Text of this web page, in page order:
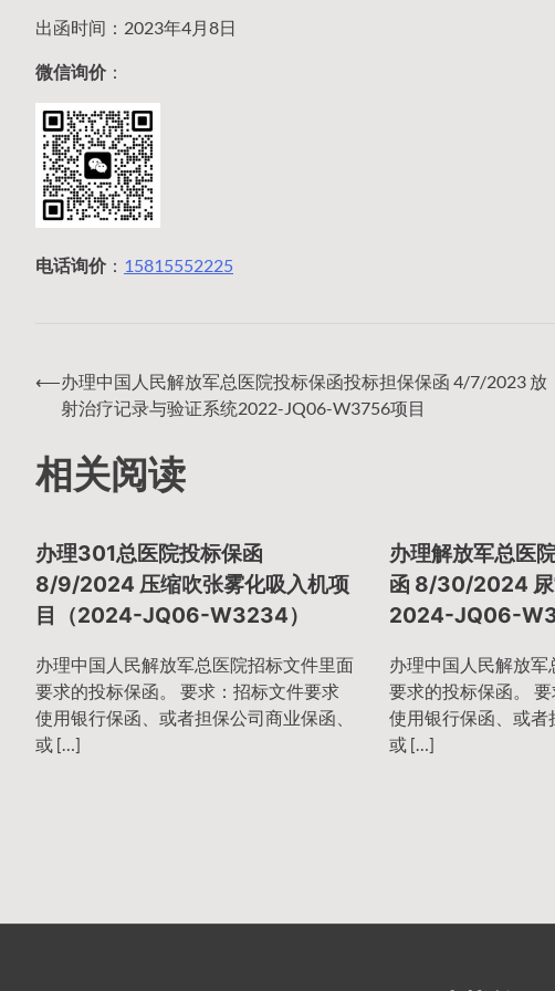
出函时间：2023年4月8日
微信询价：
电话询价： 15815552225
文
章
导
航
⟵办理中国人民解放军总医院投标保函投标担保保函 4/7/2023 放
射治疗记录与验证系统2022-JQ06-W3756项目
相关阅读
办理301总医院投标保函
8/9/2024 压缩吹张雾化吸入机项
目（2024-JQ06-W3234）
办理中国人民解放军总医院招标文件里面
要求的投标保函。 要求：招标文件要求
使用银行保函、或者担保公司商业保函、
或 […]
办理解放军总医
函 8/30/2024 尿
2024-JQ06-
办理中国人民解放
要求的投标保函。
使用银行保函、或者
或 […]